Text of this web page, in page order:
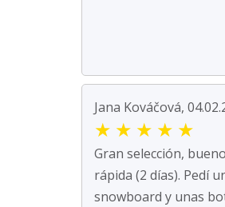
Jana Kováčová,
★ ★ ★ ★ ★
Gran selección,
rápida (2 días). Pedí
snowboard y unas